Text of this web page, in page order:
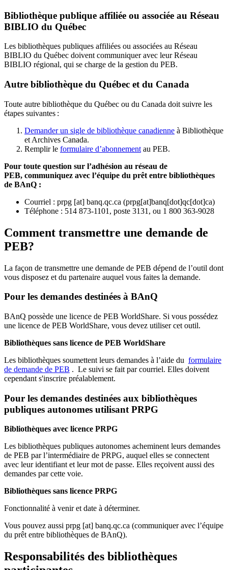
Bibliothèque publique affiliée ou associée au Réseau
BIBLIO du Québec
Les bibliothèques publiques affiliées ou associées au Réseau
BIBLIO du Québec doivent communiquer avec leur Réseau
BIBLIO régional, qui se charge de la gestion du PEB.
Autre bibliothèque du Québec et du Canada
Toute autre bibliothèque du Québec ou du Canada doit suivre les
étapes suivantes :
Demander un sigle de bibliothèque canadienne à Bibliothèque
et Archives Canada.
Remplir le formulaire d’abonnement au PEB.
Pour toute question sur l’adhésion au réseau de
PEB, communiquez avec l’équipe du prêt entre bibliothèques
de BAnQ :
Courriel : prpg [at] banq.qc.ca (prpg[at]banq[dot]qc[dot]ca)
Téléphone : 514 873-1101, poste 3131, ou 1 800 363-9028
Comment transmettre une demande de
PEB?
La façon de transmettre une demande de PEB dépend de l’outil dont
vous disposez et du partenaire auquel vous faites la demande.
Pour les demandes destinées à BAnQ
BAnQ possède une licence de PEB WorldShare. Si vous possédez
une licence de PEB WorldShare, vous devez utiliser cet outil.
Bibliothèques sans licence de PEB WorldShare
Les bibliothèques soumettent leurs demandes à l’aide du formulaire
de demande de PEB . Le suivi se fait par courriel. Elles doivent
cependant s'inscrire préalablement.
Pour les demandes destinées aux bibliothèques
publiques autonomes utilisant PRPG
Bibliothèques avec licence PRPG
Les bibliothèques publiques autonomes acheminent leurs demandes
de PEB par l’intermédiaire de PRPG, auquel elles se connectent
avec leur identifiant et leur mot de passe. Elles reçoivent aussi des
demandes par cette voie.
Bibliothèques sans licence PRPG
Fonctionnalité à venir et date à déterminer.
Vous pouvez aussi prpg [at] banq.qc.ca (communiquer avec l’équipe
du prêt entre bibliothèques de BAnQ).
Responsabilités des bibliothèques